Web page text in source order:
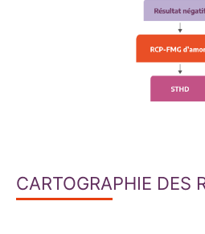
CARTOGRAPHIE DES